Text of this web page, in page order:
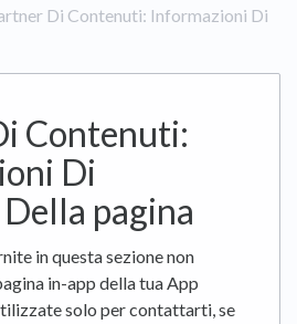
Di Contenuti: Informazioni Di
Contenuti:
Di
pagina
in questa sezione non
in-app della tua App
solo per contattarti, se